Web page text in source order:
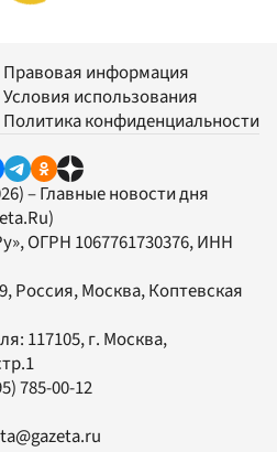
Правовая информация
Условия использования
Политика конфиденциальности
– Главные новости дня
, ОГРН 1067761730376, ИНН
Россия, Москва, Коптевская
117105, г. Москва,
785-00-12